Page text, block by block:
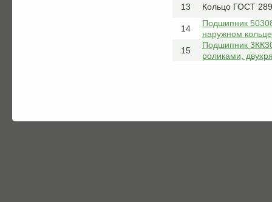
13
Кольцо ГОСТ
14
Подшипник
наружном
15
Подшипник
роликами,